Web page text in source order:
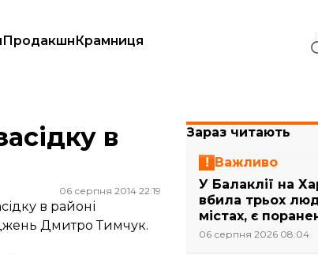
ПродакшнКрамниця
в
06 серпня 2014 22:19
в районі
Дмитро Тимчук.
Зараз читають
Важливо
У Балаклії на
вбила трьох
містах, є
06 серпня 2026 08:04